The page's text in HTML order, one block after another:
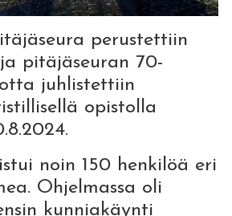
perustettiin
pitäjäseuran 70-
juhlistettiin
opistolla
noin 150 henkilöä eri
Ohjelmassa oli
kunniakäynti